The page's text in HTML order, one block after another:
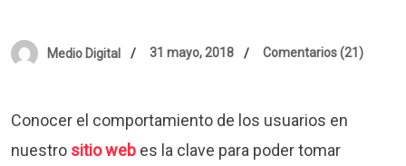
Medio Digital 31 mayo, 2018 Comentarios (21)
Conocer el comportamiento de los usuarios en
nuestro sitio web es la clave para poder tomar